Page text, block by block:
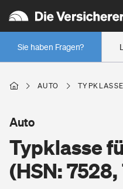
Sie haben Fragen?
Wer versichert was: Jetzt
Regionalklassen: So ist Ihre
Wer versichert was: Jetzt
Wohnen
AUTO
Typklasse
(HSN:
Auto